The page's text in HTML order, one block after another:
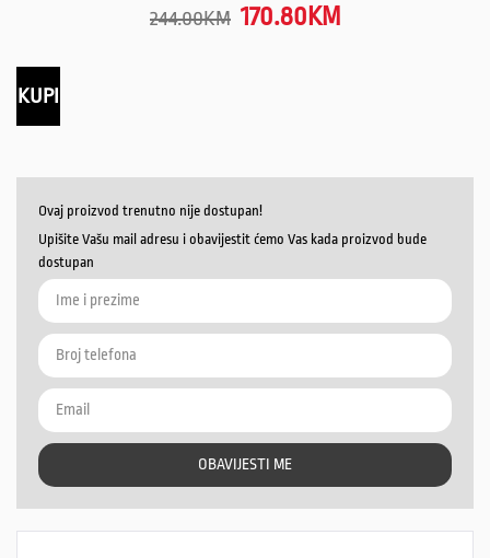
244.00KM 170.80 KM
KUPI
Ovaj proizvod trenutno nije dostupan!
Upišite Vašu mail adresu i obavijestit ćemo Vas kada proizvod bude
dostupan
OBAVIJESTI ME